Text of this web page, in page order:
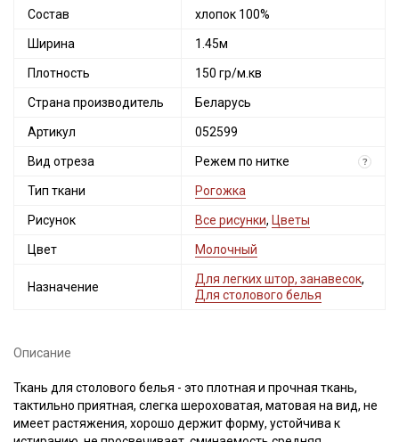
Состав хлопок 100%
Ширина 1.45м
Плотность 150 гр/м.кв
Страна производитель Беларусь
Артикул 052599
Вид отреза Режем по нитке ?
Тип ткани Рогожка
Рисунок Все рисунки, Цветы
Цвет Молочный
Назначение
Для легких штор, занавесок,
Для столового белья
Описание
Ткань для столового белья - это плотная и прочная ткань,
тактильно приятная, слегка шероховатая, матовая на вид, не
имеет растяжения, хорошо держит форму, устойчива к
Мы публикуем здесь дополнительные
промокоды и скидки до 30% на узкие
Электронная почта